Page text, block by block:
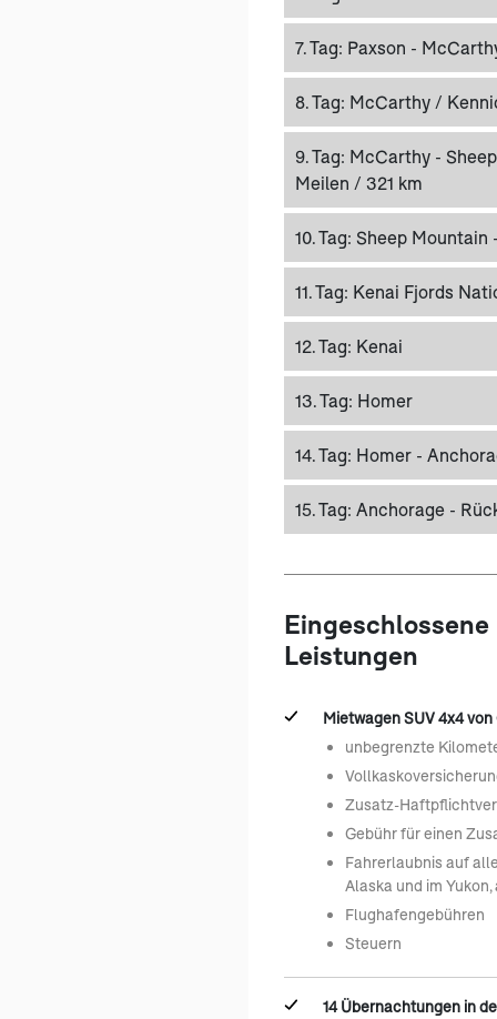
7. Tag: Paxson -
8. Tag: McCarthy /
9. Tag: McCarthy -
Meilen / 321 km
10. Tag: Sheep Mountain
11. Tag: Kenai Fjords
12. Tag: Kenai
13. Tag: Homer
14. Tag: Homer -
15. Tag: Anchorage -
Eingeschlossene
Leistungen
Mietwagen SUV 4x4
unbegrenzte
Zusatz-
Gebühr für einen
Fahrerlaubnis auf
Alaska und im
Flughafengebühren
Steuern
14 Übernachtungen in